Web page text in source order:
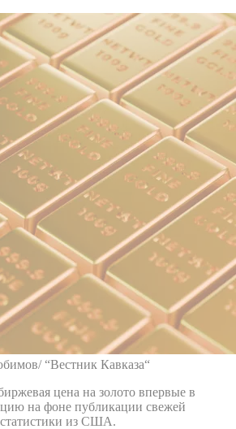
“Вестник Кавказа“
цена на золото впервые в
на фоне публикации свежей
из США.